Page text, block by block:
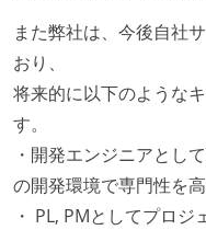
また弊社は、今後自社
おり、
将来的に以下のような
す。
・開発エンジニアとし
の開発環境で専門性を
・ PL, PMとしてプロ